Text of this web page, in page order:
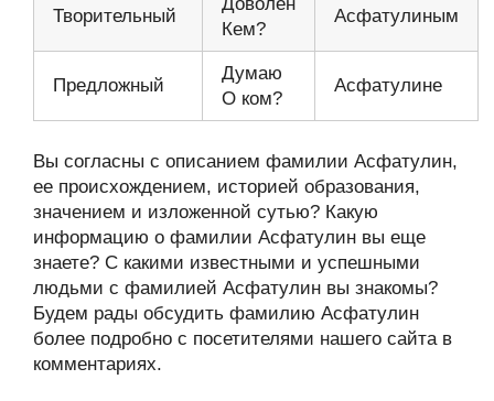
Творительный
Кем?
Асфатулиным
Предложный
Думаю
О ком?
Асфатулине
Вы согласны с описанием фамилии Асфатулин,
ее происхождением, историей образования,
значением и изложенной сутью? Какую
информацию о фамилии Асфатулин вы еще
знаете? С какими известными и успешными
людьми с фамилией Асфатулин вы знакомы?
Будем рады обсудить фамилию Асфатулин
более подробно с посетителями нашего сайта в
комментариях.